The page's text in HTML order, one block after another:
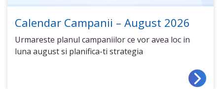
Calendar Campanii – August 2026
Urmareste planul campaniilor ce vor avea loc in
luna august si planifica-ti strategia